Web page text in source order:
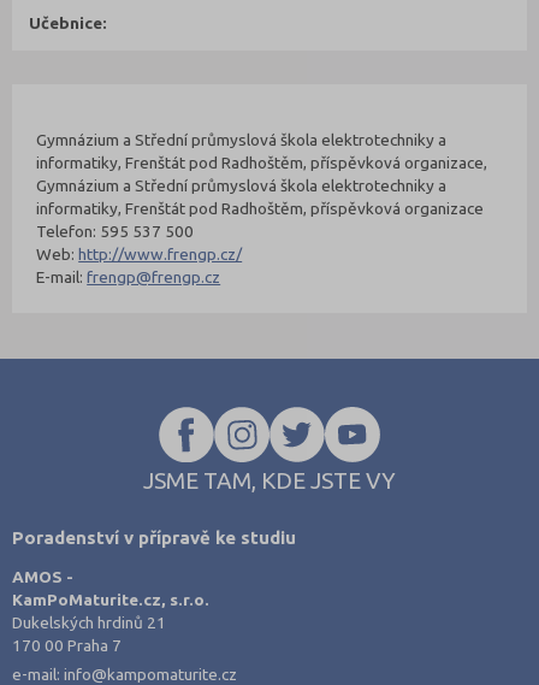
Učebnice:
Gymnázium a Střední průmyslová škola elektrotechniky a
informatiky, Frenštát pod Radhoštěm, příspěvková organizace,
Gymnázium a Střední průmyslová škola elektrotechniky a
informatiky, Frenštát pod Radhoštěm, příspěvková organizace
Telefon: 595 537 500
Web:http://www.frengp.cz/
E-mail:frengp@frengp.cz
JSME TAM, KDE JSTE VY
Poradenství v přípravě ke studiu
AMOS -
KamPoMaturite.cz, s.r.o.
Dukelských hrdinů 21
170 00 Praha 7
e-mail:info@kampomaturite.cz